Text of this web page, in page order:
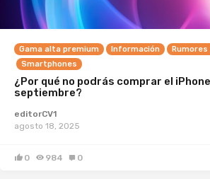
Gama alta premium Información
Smartphones
¿Por qué no podrás comprar el
septiembre?
editorCV1
agosto 18, 2025
0 984 0